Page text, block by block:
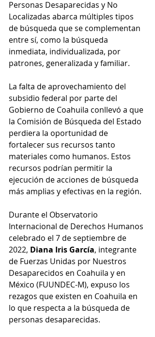
Personas Desaparecidas y No
Localizadas abarca múltiples tipos
de búsqueda que se complementan
entre sí, como la búsqueda
inmediata, individualizada, por
patrones, generalizada y familiar.
La falta de aprovechamiento del
subsidio federal por parte del
Gobierno de Coahuila conllevó a que
la Comisión de Búsqueda del Estado
perdiera la oportunidad de
fortalecer sus recursos tanto
materiales como humanos. Estos
recursos podrían permitir la
ejecución de acciones de búsqueda
más amplias y efectivas en la región.
Durante el Observatorio
Internacional de Derechos Humanos
celebrado el 7 de septiembre de
2022, Diana Iris García, integrante
de Fuerzas Unidas por Nuestros
Desaparecidos en Coahuila y en
México (FUUNDEC-M), expuso los
rezagos que existen en Coahuila en
lo que respecta a la búsqueda de
personas desaparecidas.